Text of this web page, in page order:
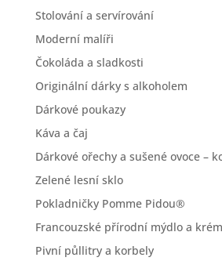
Stolování a servírování
Moderní malíři
Čokoláda a sladkosti
Originální dárky s alkoholem
Dárkové poukazy
Káva a čaj
Dárkové ořechy a sušené ovoce –
Zelené lesní sklo
Pokladničky Pomme Pidou®
Francouzské přírodní mýdlo a
Pivní půllitry a korbely